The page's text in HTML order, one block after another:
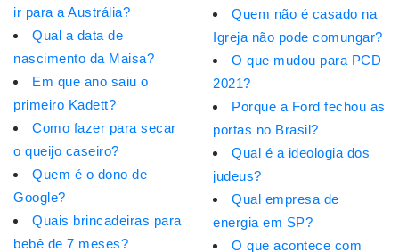
ir para a Austrália?
Qual a data de
nascimento da Maisa?
Em que ano saiu o
primeiro Kadett?
Como fazer para secar
o queijo caseiro?
Quem é o dono de
Google?
Quais brincadeiras para
bebê de 7 meses?
Quem não é casado na
Igreja não pode comungar?
O que mudou para PCD
2021?
Porque a Ford fechou as
portas no Brasil?
Qual é a ideologia dos
judeus?
Qual empresa de
energia em SP?
O que acontece com